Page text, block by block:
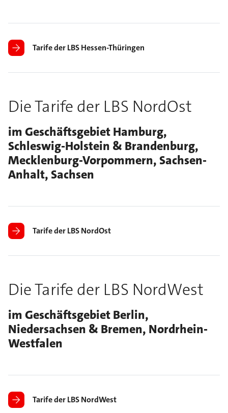
Tarife der LBS Hessen-Thüringen
Die Tarife der LBS NordOst
im Geschäftsgebiet Hamburg,
Schleswig-Holstein & Brandenburg,
Mecklenburg-Vorpommern, Sachsen-
Anhalt, Sachsen
Tarife der LBS NordOst
Die Tarife der LBS NordWest
im Geschäftsgebiet Berlin,
Niedersachsen & Bremen, Nordrhein-
Westfalen
Tarife der LBS NordWest